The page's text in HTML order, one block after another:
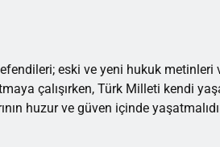
eski ve yeni hukuk
çalışırken, Türk Milleti kendi
huzur ve güven içinde